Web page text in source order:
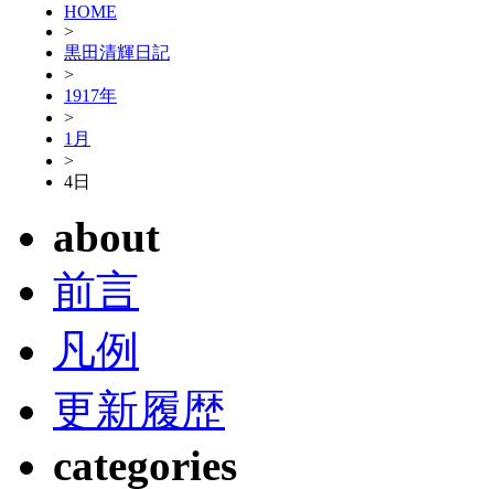
HOME
>
黒田清輝日記
>
1917年
>
1月
>
4日
about
前言
凡例
更新履歴
categories